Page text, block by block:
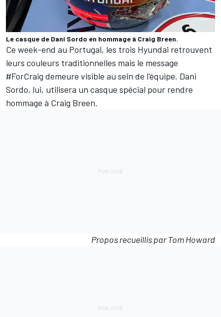
Le casque de Dani Sordo en hommage à Craig Breen.
Ce week-end au Portugal, les trois Hyundai retrouvent
leurs couleurs traditionnelles mais le message
#ForCraig demeure visible au sein de l'équipe. Dani
Sordo, lui, utilisera un casque spécial pour rendre
hommage à Craig Breen.
Propos recueillis par Tom Howard